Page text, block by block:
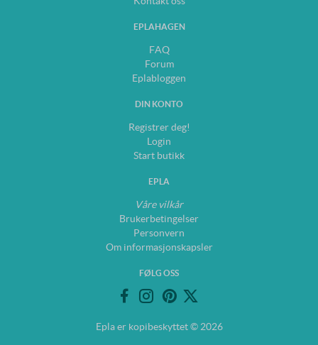
EPLAHAGEN
FAQ
Forum
Eplabloggen
DIN KONTO
Registrer deg!
Login
Start butikk
EPLA
Våre vilkår
Brukerbetingelser
Personvern
Om informasjonskapsler
FØLG OSS
Epla er kopibeskyttet © 2026